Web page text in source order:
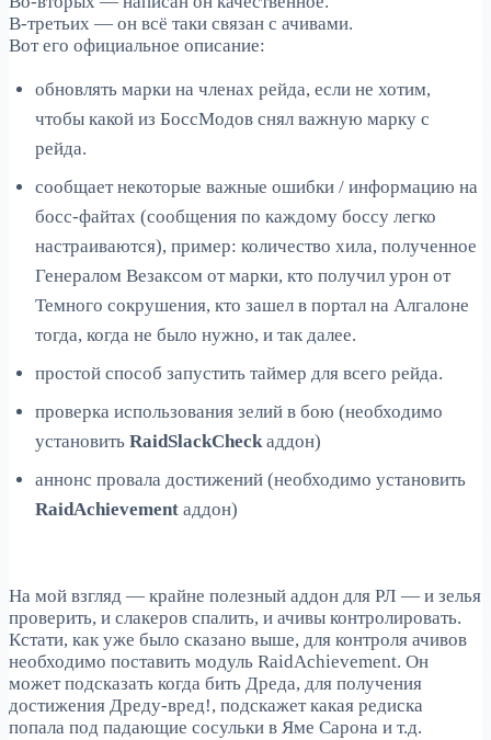
В-третьих — он всё таки связан с ачивами.
Вот его официальное описание:
обновлять марки на членах рейда, если не хотим,
чтобы какой из БоссМодов снял важную марку с
рейда.
сообщает некоторые важные ошибки / информацию на
босс-файтах (сообщения по каждому боссу легко
настраиваются), пример: количество хила, полученное
Генералом Везаксом от марки, кто получил урон от
Темного сокрушения, кто зашел в портал на Алгалоне
тогда, когда не было нужно, и так далее.
простой способ запустить таймер для всего рейда.
проверка использования зелий в бою (необходимо
установить RaidSlackCheckаддон)
аннонс провала достижений (необходимо установить
RaidAchievement аддон)
На мой взгляд — крайне полезный аддон для РЛ — и зелья
проверить, и слакеров спалить, и ачивы контролировать.
Кстати, как уже было сказано выше, для контроля ачивов
необходимо поставить модуль RaidAchievement. Он
может подсказать когда бить Дреда, для получения
достижения Дреду-вред!, подскажет какая редиска
попала под падающие сосульки в Яме Сарона и т.д.